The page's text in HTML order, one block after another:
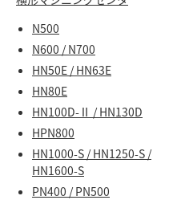
N500
N600 / N700
HN50E / HN63E
HN80E
HN100D-Ⅱ / HN130D
HPN800
HN1000-S / HN1250-S /
HN1600-S
PN400 / PN500